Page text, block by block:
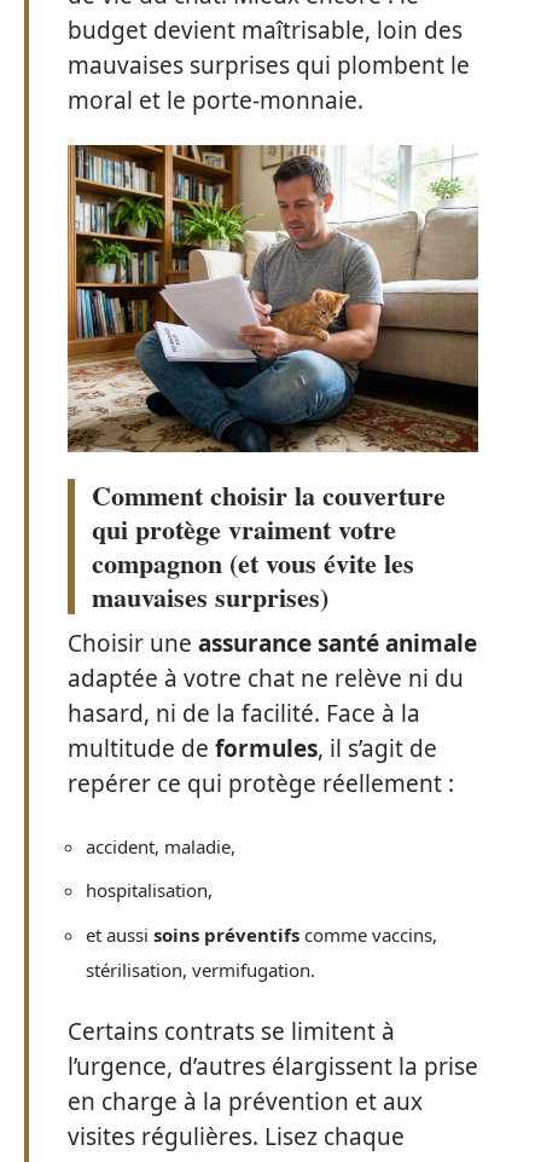
budget devient maîtrisable, loin des
mauvaises surprises qui plombent le
moral et le porte-monnaie.
Comment choisir la couverture
qui protège vraiment votre
compagnon (et vous évite les
mauvaises surprises)
Choisir une assurance santé animale
adaptée à votre chat ne relève ni du
hasard, ni de la facilité. Face à la
multitude de formules, il s’agit de
repérer ce qui protège réellement :
accident, maladie,
hospitalisation,
et aussi soins préventifs comme vaccins,
stérilisation, vermifugation.
Certains contrats se limitent à
l’urgence, d’autres élargissent la prise
en charge à la prévention et aux
visites régulières. Lisez chaque